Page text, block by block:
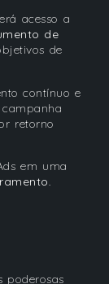
acesso a
de
de
contínuo e
retorno
em uma
.
poderosas